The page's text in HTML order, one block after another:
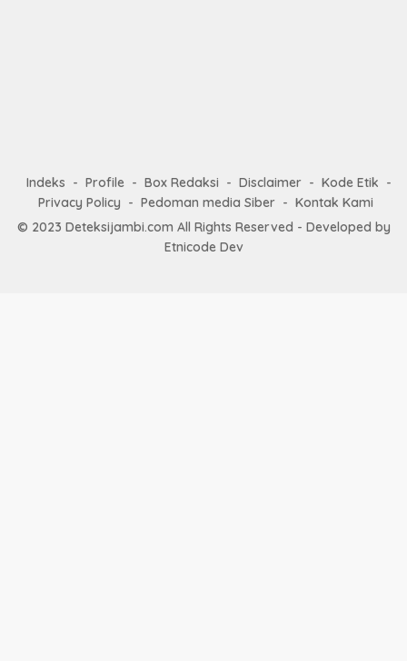
Indeks Profile Box Redaksi Disclaimer
Kode Etik
Privacy Policy
Pedoman media Siber
Kontak Kami
© 2023 Deteksijambi.com All Rights Reserved - Developed by
Etnicode Dev